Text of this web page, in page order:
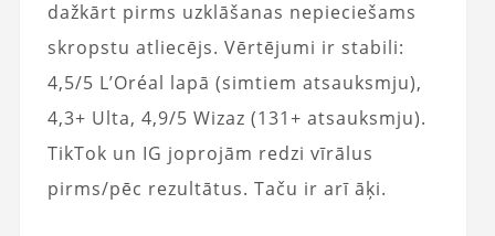
dažkārt pirms uzklāšanas nepieciešams
skropstu atliecējs. Vērtējumi ir stabili:
4,5/5 L’Oréal lapā (simtiem atsauksmju),
4,3+ Ulta, 4,9/5 Wizaz (131+ atsauksmju).
TikTok un IG joprojām redzi vīrālus
pirms/pēc rezultātus. Taču ir arī āķi.